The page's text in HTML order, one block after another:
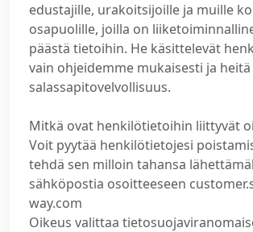
edustajille, urakoitsijoille ja muille
osapuolille, joilla on
päästä tietoihin. He käsittelevät
vain ohjeidemme mukaisesti ja
salassapitovelvollisuus.
Mitkä ovat henkilötietoihin liittyvät
Voit pyytää henkilötietojesi
tehdä sen milloin tahansa
sähköpostia osoitteeseen
way.com
Oikeus valittaa